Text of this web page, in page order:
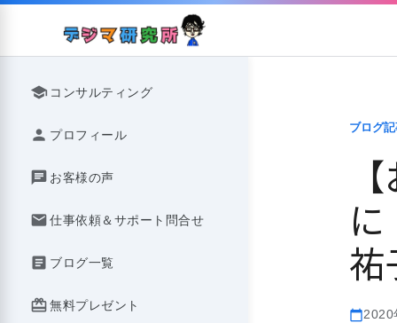
Skip
school コンサルティング
person プロフィール
chat お客様の声
mail仕事依頼＆サポート問合せ
article ブログ一覧
redeem無料プレゼント
ブログ
祐
calendar_today2020